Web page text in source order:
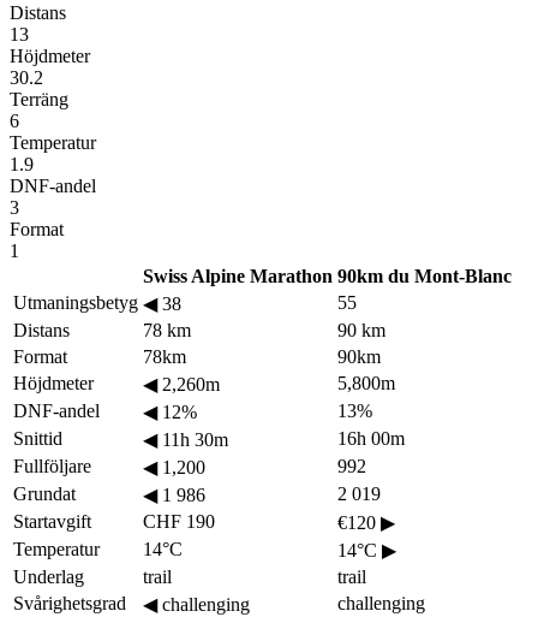
Distans
13
Höjdmeter
30.2
Terräng
6
Temperatur
1.9
DNF-andel
3
Format
1
Swiss Alpine Marathon 90km du Mont-Blanc
Utmaningsbetyg ◀38
55
Distans
78 km
90 km
Format
78km
90km
Höjdmeter
◀2,260m
5,800m
DNF-andel
◀12%
13%
Snittid
◀11h 30m
16h 00m
Fullföljare
◀1,200
992
Grundat
◀1 986
2 019
Startavgift
CHF 190 €120 ▶
Temperatur
14°C 14°C ▶
Underlag
trail
trail
Svårighetsgrad
◀challenging
challenging